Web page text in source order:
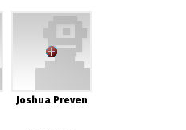
Joshua Preven